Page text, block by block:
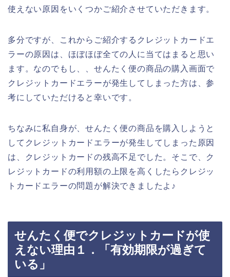
使えない原因をいくつかご紹介させていただきます。
多分ですが、これからご紹介するクレジットカードエ
ラーの原因は、ほぼほぼ全ての人に当てはまると思い
ます。なのでもし、、せんたく便の商品の購入画面で
クレジットカードエラーが発生してしまった方は、参
考にしていただけると幸いです。
ちなみに私自身が、せんたく便の商品を購入しようと
してクレジットカードエラーが発生してしまった原因
は、クレジットカードの残高不足でした。そこで、ク
レジットカードの利用額の上限を高くしたらクレジッ
トカードエラーの問題が解決できましたよ♪
せんたく便でクレジットカードが使
えない理由１．「有効期限が過ぎて
いる」